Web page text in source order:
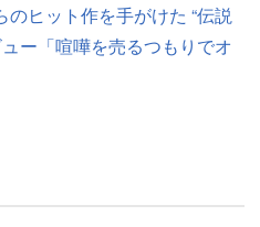
ヒット作を手がけた “伝説
ー「喧嘩を売るつもりでオ